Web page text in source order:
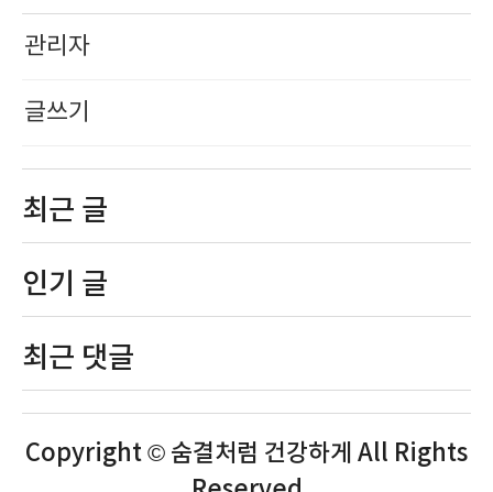
관리자
글쓰기
최근 글
인기 글
최근 댓글
Copyright © 숨결처럼 건강하게 All Rights